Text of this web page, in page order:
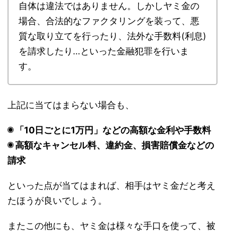
自体は違法ではありません。しかしヤミ金の
場合、合法的なファクタリングを装って、悪
質な取り立てを行ったり、法外な手数料(利息)
を請求したり…といった金融犯罪を行いま
す。
上記に当てはまらない場合も、
「10日ごとに1万円」などの高額な金利や手数料
高額なキャンセル料、違約金、損害賠償金などの
請求
といった点が当てはまれば、相手はヤミ金だと考え
たほうが良いでしょう。
またこの他にも、ヤミ金は様々な手口を使って、被